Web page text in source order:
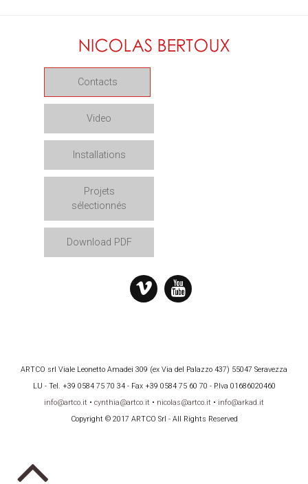
Contacts
Video
Installations
Projets
sélectionnés
Download PDF
ARTCO srl Viale Leonetto Amadei 309 (ex Via del Palazzo 437) 55047 Seravezza
LU - Tel. +39 0584 75 70 34 - Fax +39 0584 75 60 70 - P.Iva 01686020460
info@artco.it • cynthia@artco.it • nicolas@artco.it • info@arkad.it
Copyright © 2017 ARTCO Srl - All Rights Reserved